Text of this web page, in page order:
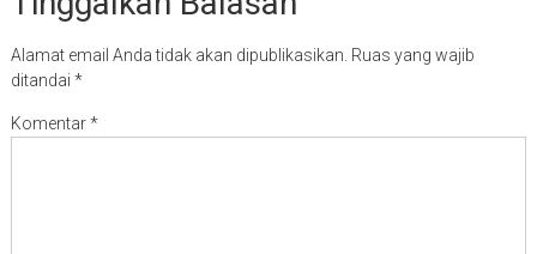
Alamat email Anda tidak akan dipublikasikan. Ruas yang wajib
ditandai *
Komentar*